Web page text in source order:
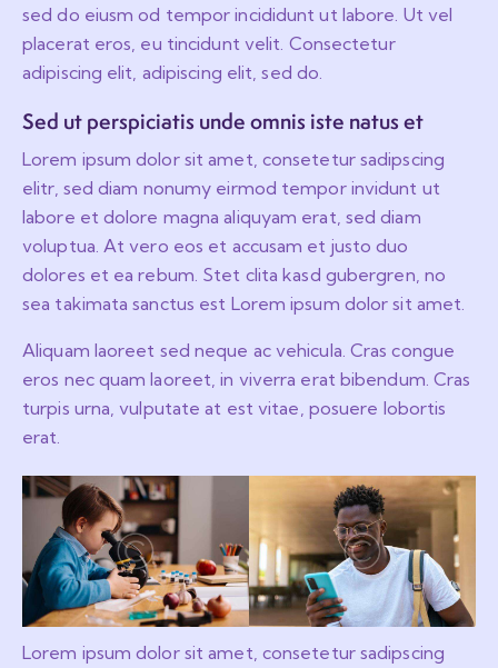
sed do eiusm od tempor incididunt ut labore. Ut vel
placerat eros, eu tincidunt velit. Consectetur
adipiscing elit, adipiscing elit, sed do.
Sed ut perspiciatis unde omnis iste natus et
Lorem ipsum dolor sit amet, consetetur sadipscing
elitr, sed diam nonumy eirmod tempor invidunt ut
labore et dolore magna aliquyam erat, sed diam
voluptua. At vero eos et accusam et justo duo
dolores et ea rebum. Stet clita kasd gubergren, no
sea takimata sanctus est Lorem ipsum dolor sit amet.
Aliquam laoreet sed neque ac vehicula. Cras congue
eros nec quam laoreet, in viverra erat bibendum. Cras
turpis urna, vulputate at est vitae, posuere lobortis
erat.
Lorem ipsum dolor sit amet, consetetur sadipscing